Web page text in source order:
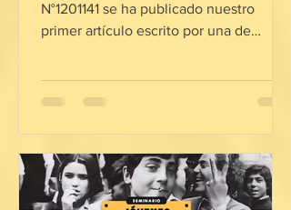
N°1201141 se ha publicado nuestro
primer artículo escrito por una de